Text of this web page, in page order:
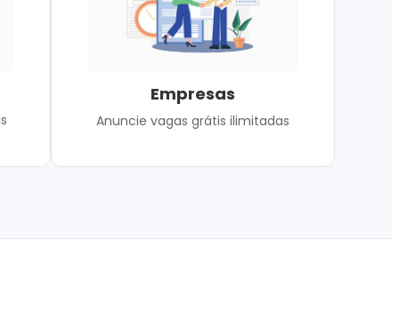
Empresas
Anuncie vagas grátis ilimitadas